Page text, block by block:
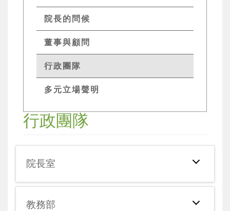
院長的問候
董事與顧問
行政團隊
多元立場聲明
行政團隊
院長室
教務部